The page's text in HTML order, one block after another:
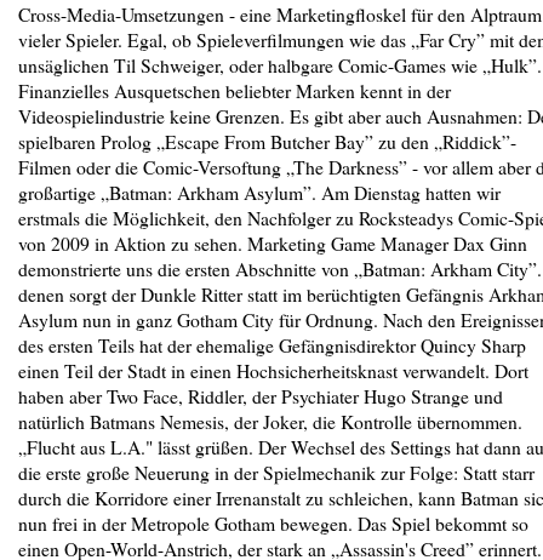
Cross-Media-Umsetzungen - eine Marketingfloskel für den Alptraum
vieler Spieler. Egal, ob Spieleverfilmungen wie das „Far Cry” mit
unsäglichen Til Schweiger, oder halbgare Comic-Games wie „Hulk”.
Finanzielles Ausquetschen beliebter Marken kennt in der
Videospielindustrie keine Grenzen. Es gibt aber auch Ausnahmen:
spielbaren Prolog „Escape From Butcher Bay” zu den „Riddick”-
Filmen oder die Comic-Versoftung „The Darkness” - vor allem aber
großartige „Batman: Arkham Asylum”. Am Dienstag hatten wir
erstmals die Möglichkeit, den Nachfolger zu Rocksteadys Comic-
von 2009 in Aktion zu sehen. Marketing Game Manager Dax Ginn
demonstrierte uns die ersten Abschnitte von „Batman: Arkham
denen sorgt der Dunkle Ritter statt im berüchtigten Gefängnis
Asylum nun in ganz Gotham City für Ordnung. Nach den
des ersten Teils hat der ehemalige Gefängnisdirektor Quincy Sharp
einen Teil der Stadt in einen Hochsicherheitsknast verwandelt. Dort
haben aber Two Face, Riddler, der Psychiater Hugo Strange und
natürlich Batmans Nemesis, der Joker, die Kontrolle übernommen.
„Flucht aus L.A." lässt grüßen. Der Wechsel des Settings hat dann
die erste große Neuerung in der Spielmechanik zur Folge: Statt starr
durch die Korridore einer Irrenanstalt zu schleichen, kann Batman
nun frei in der Metropole Gotham bewegen. Das Spiel bekommt so
einen Open-World-Anstrich, der stark an „Assassin's Creed” erinnert.